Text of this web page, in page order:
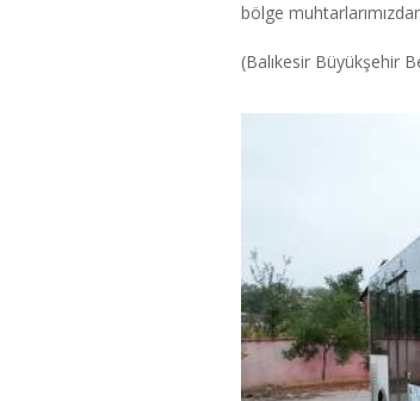
bölge
(Balıkesir Büyükşehir